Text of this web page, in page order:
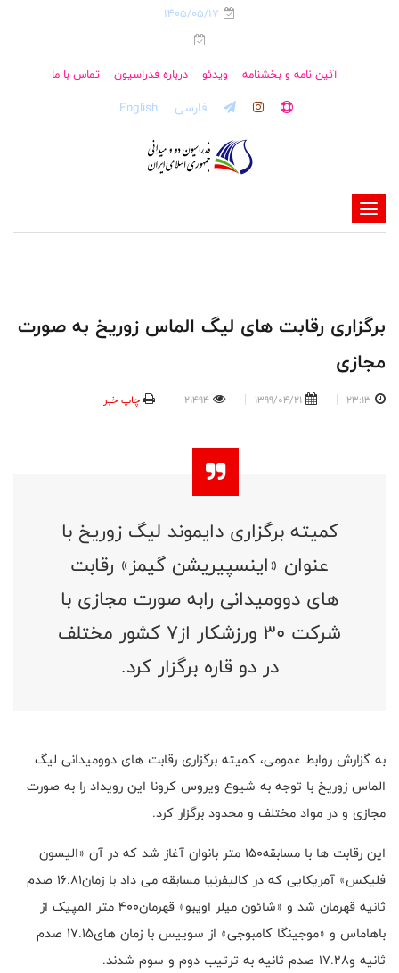
1405/05/17
آئین نامه و بخشنامه ویدئو درباره فدراسیون تماس با ما
فارسی English
-
-
-
-
برگزاری رقابت های لیگ الماس زوریخ به صورت
مجازی
23:13
1399/04/21
21494 چاپ خبر
کمیته برگزاری دایموند لیگ زوریخ با
عنوان «اینسپیریشن گیمز» رقابت
های دوومیدانی رابه صورت مجازی با
شرکت ۳۰ ورزشکار از۷ کشور مختلف
در دو قاره برگزار کرد.
به گزارش روابط عمومی، کمیته برگزاری رقابت های دوومیدانی لیگ
الماس زوریخ با توجه به شیوع ویروس کرونا این رویداد را به صورت
مجازی و در مواد مختلف و محدود برگزار کرد.
این رقابت ها با مسابقه۱۵۰ متر بانوان آغاز شد که در آن «الیسون
فلیکس» آمریکایی که در کالیفرنیا مسابقه می داد با زمان۱۶.۸۱ صدم
ثانیه قهرمان شد و «شائون میلر اویبو» قهرمان۴۰۰ متر المپیک از
باهاماس و «موجینگا کامبوجی» از سوییس با زمان های۱۷.۱۵ صدم
ثانیه و۱۷.۲۸ صدم ثانیه به ترتیب دوم و سوم شدند.